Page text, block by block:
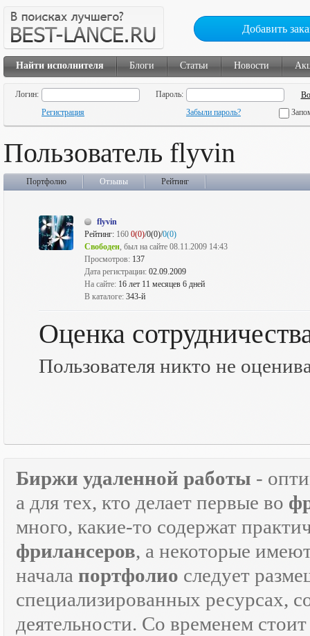
Добавить
Найти исполнителя Блоги Статьи Новости
Логин:
Пароль:
Регистрация
Забыли пароль?
Пользователь flyvin
Портфолио Отзывы Рейтинг
flyvin
Рейтинг: 160 0(0)/0(0)/0(0)
Свободен, был на сайте 08.11.2009 14:43
Просмотров: 137
Дата регистрации: 02.09.2009
На сайте: 16 лет 11 месяцев 6 дней
В каталоге: 343-й
Оценка
Пользователя никто не
Биржи удаленной работы -
а для тех, кто делает первые во
много, какие-то содержат
фрилансеров, а некоторые
начала портфолио следует
специализированных ресурсах,
деятельности. Со временем